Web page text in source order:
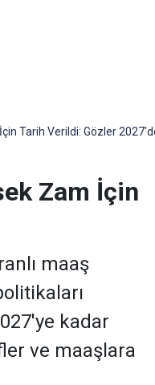
Tarih Verildi: Gözler
Zam İçin
maaş
kadar
ve maaşlara